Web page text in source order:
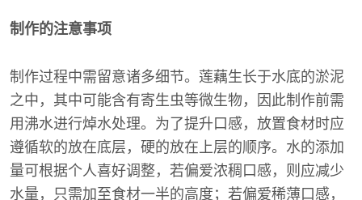
制作的注意事项
制作过程中需留意诸多细节。莲藕生长于水底的淤泥
之中，其中可能含有寄生虫等微生物，因此制作前需
用沸水进行焯水处理。为了提升口感，放置食材时应
遵循软的放在底层，硬的放在上层的顺序。水的添加
量可根据个人喜好调整，若偏爱浓稠口感，则应减少
水量，只需加至食材一半的高度；若偏爱稀薄口感，